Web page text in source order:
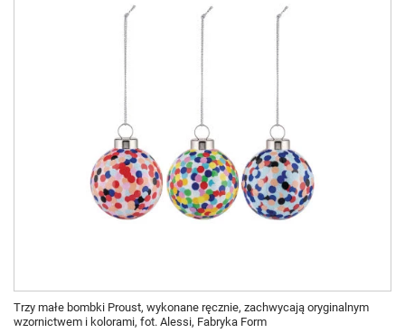
Trzy małe bombki Proust, wykonane ręcznie, zachwycają oryginalnym
wzornictwem i kolorami, fot. Alessi, Fabryka Form